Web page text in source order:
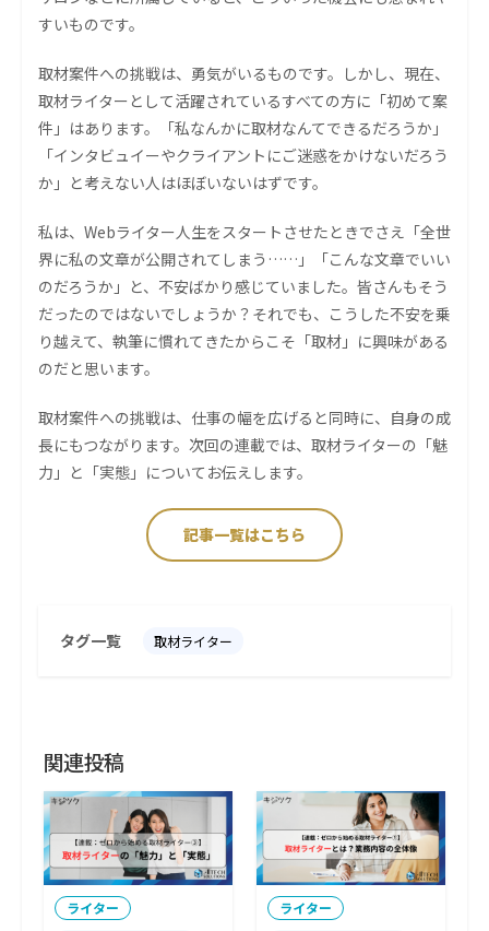
すいものです。
取材案件への挑戦は、勇気がいるものです。しかし、現在、
取材ライターとして活躍されているすべての方に「初めて案
件」はあります。「私なんかに取材なんてできるだろうか」
「インタビュイーやクライアントにご迷惑をかけないだろう
か」と考えない人はほぼいないはずです。
私は、Webライター人生をスタートさせたときでさえ「全世
界に私の文章が公開されてしまう……」「こんな文章でいい
のだろうか」と、不安ばかり感じていました。皆さんもそう
だったのではないでしょうか？それでも、こうした不安を乗
り越えて、執筆に慣れてきたからこそ「取材」に興味がある
のだと思います。
取材案件への挑戦は、仕事の幅を広げると同時に、自身の成
長にもつながります。次回の連載では、取材ライターの「魅
力」と「実態」についてお伝えします。
記事一覧はこちら
タグ一覧 取材ライター
関連投稿
ライター
ライター